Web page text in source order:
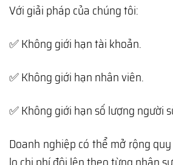
Với giải pháp của chúng tôi:
✅ Không giới hạn tài khoản.
✅ Không giới hạn nhân viên.
✅ Không giới hạn số lượng người
Doanh nghiệp có thể mở rộng